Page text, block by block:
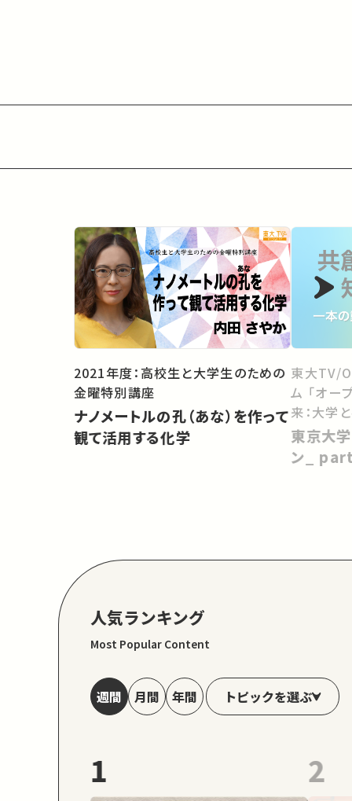
2021年度：高校生と大学生のための
金曜特別講座
ナノメートルの孔（あな）を作って
観て活用する化学
東大TV/
ム 「オー
来：大学
向けて」
東京大
ン_
人気ランキング
Most Popular Content
週間 月間 年間 トピックを選ぶ
1 2